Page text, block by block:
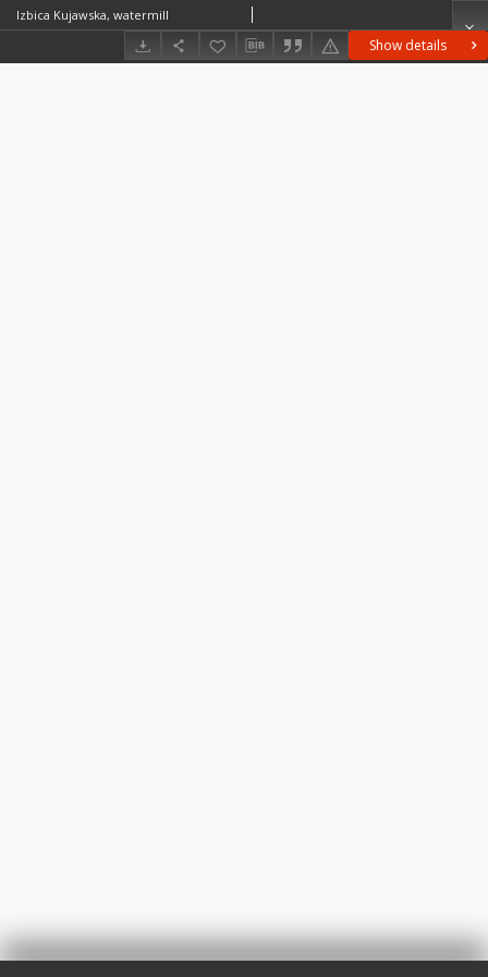
Show details
Izbica Kujawska, watermill